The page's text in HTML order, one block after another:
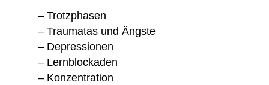
– Trotzphasen
– Traumatas und Ängste
– Depressionen
– Lernblockaden
– Konzentration